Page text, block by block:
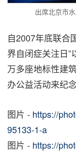
出席北京市
自2007年底联合
界自闭症关注日
万多座地标性建
办公益活动来纪
图片 - https://
95133-1-a
图片 - https://